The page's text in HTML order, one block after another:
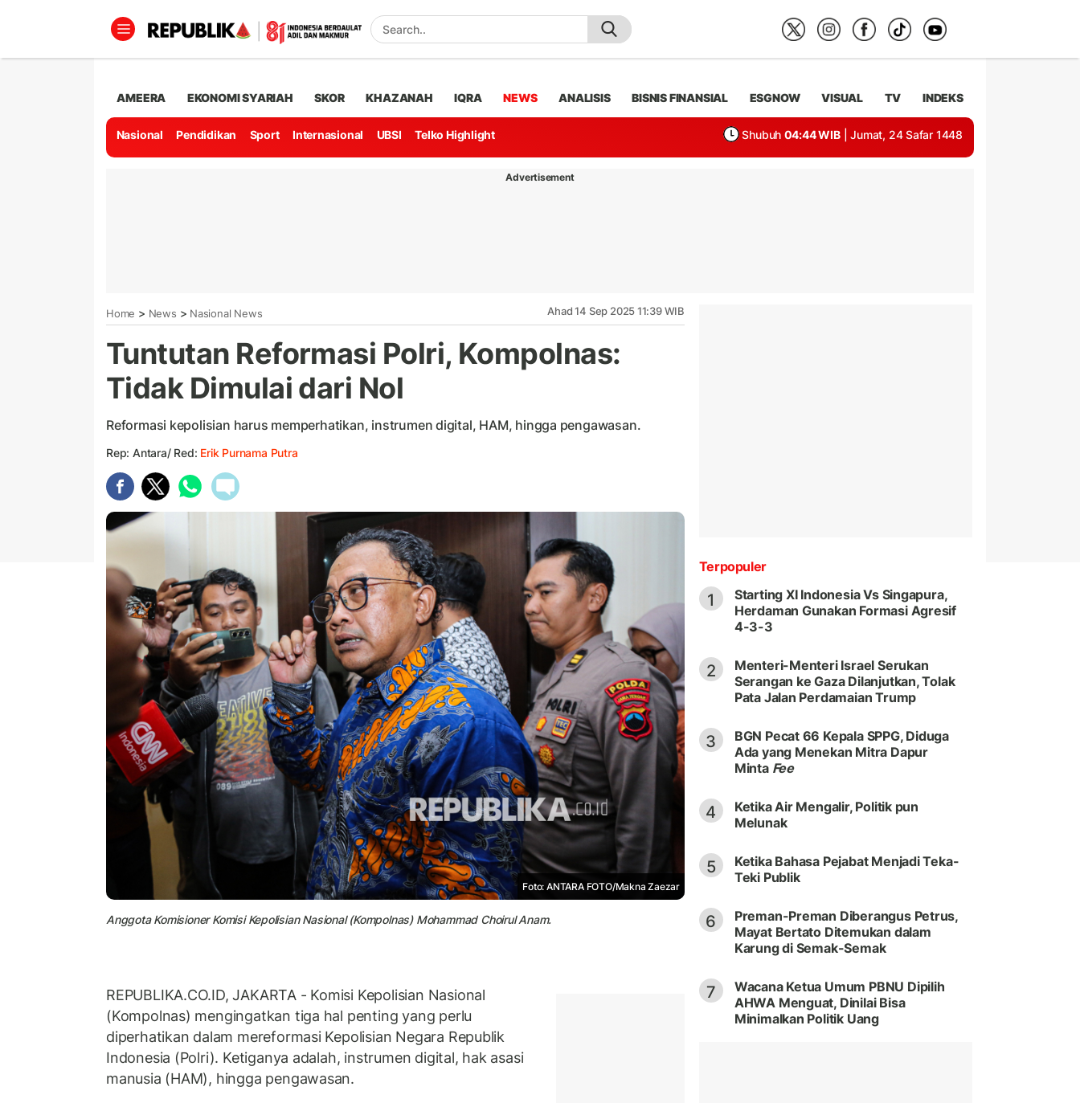
AMEERA EKONOMI SYARIAH SKOR KHAZANAH IQRA NEWS ANALISIS BISNIS FINANSIAL ESGNOW VISUAL TV INDEKS
Nasional Pendidikan Sport Internasional UBSI Telko Highlight Shubuh 04:44 WIB | Jumat, 24 Safar 1448
Advertisement
Home > News > Nasional News Ahad 14 Sep 2025 11:39 WIB
Tuntutan Reformasi Polri, Kompolnas:
Tidak Dimulai dari Nol
Reformasi kepolisian harus memperhatikan, instrumen digital, HAM, hingga pengawasan.
Rep: Antara/ Red: Erik Purnama Putra
Foto: ANTARA FOTO/Makna Zaezar
Anggota Komisioner Komisi Kepolisian Nasional (Kompolnas) Mohammad Choirul Anam.
REPUBLIKA.CO.ID, JAKARTA - Komisi Kepolisian Nasional
(Kompolnas) mengingatkan tiga hal penting yang perlu
diperhatikan dalam mereformasi Kepolisian Negara Republik
Indonesia (Polri). Ketiganya adalah, instrumen digital, hak asasi
manusia (HAM), hingga pengawasan.
Terpopuler
1
Starting XI Indonesia Vs Singapura,
Herdaman Gunakan Formasi Agresif
4-3-3
2
Menteri-Menteri Israel Serukan
Serangan ke Gaza Dilanjutkan, Tolak
Pata Jalan Perdamaian Trump
3
BGN Pecat 66 Kepala SPPG, Diduga
Ada yang Menekan Mitra Dapur
Minta Fee
4
Ketika Air Mengalir, Politik pun
Melunak
5
Ketika Bahasa Pejabat Menjadi Teka-
Teki Publik
6
Preman-Preman Diberangus Petrus,
Mayat Bertato Ditemukan dalam
Karung di Semak-Semak
7
Wacana Ketua Umum PBNU Dipilih
AHWA Menguat, Dinilai Bisa
Minimalkan Politik Uang